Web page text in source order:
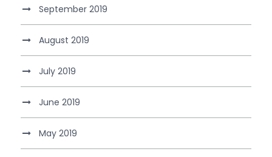
September 2019
August 2019
July 2019
June 2019
May 2019